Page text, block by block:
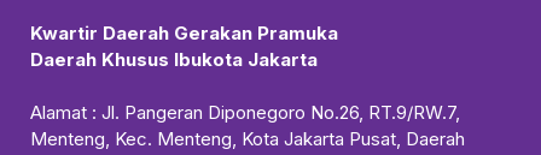
Kwartir Daerah Gerakan Pramuka
Daerah Khusus Ibukota Jakarta
Alamat : Jl. Pangeran Diponegoro No.26, RT.9/RW.7,
Menteng, Kec. Menteng, Kota Jakarta Pusat, Daerah